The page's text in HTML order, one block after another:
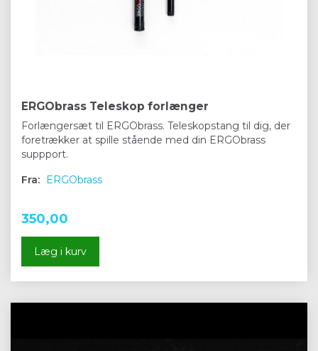
ERGObrass Teleskop forlænger
Forlængersæt til ERGObrass. Teleskopstang til dig, der
foretrækker at spille stående med din ERGObrass
suppport.
Fra: ERGObrass
350,00
Læg i kurv